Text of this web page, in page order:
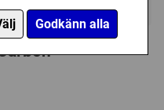
Godkänn alla
,Djur,Rutsystem,